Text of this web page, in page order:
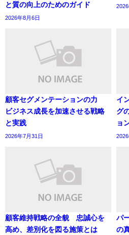
と質の向上のためのガイド
2026年8月6日
顧客セグメンテーションの力
ビジネス成長を加速させる戦略
と実践
2026年7月31日
イ
グ
ョ
顧客維持戦略の全貌 忠誠心を
高め、差別化を図る施策とは
パ
の